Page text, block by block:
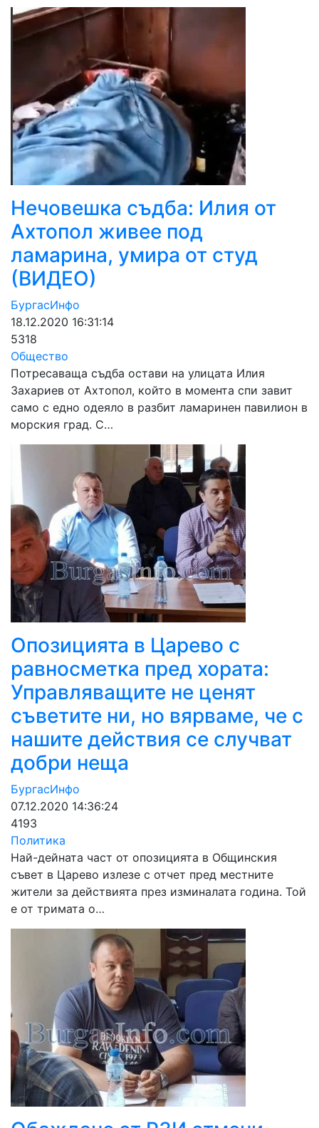
Нечовешка съдба: Илия от
Ахтопол живее под
ламарина, умира от студ
(ВИДЕО)
БургасИнфо
18.12.2020 16:31:14
5318
Общество
Потресаваща съдба остави на улицата Илия
Захариев от Ахтопол, който в момента спи завит
само с едно одеяло в разбит ламаринен павилион в
морския град. С…
Опозицията в Царево с
равносметка пред хората:
Управляващите не ценят
съветите ни, но вярваме, че с
нашите действия се случват
добри неща
БургасИнфо
07.12.2020 14:36:24
4193
Политика
Най-дейната част от опозицията в Общинския
съвет в Царево излезе с отчет пред местните
жители за действията през изминалата година. Той
е от тримата о…